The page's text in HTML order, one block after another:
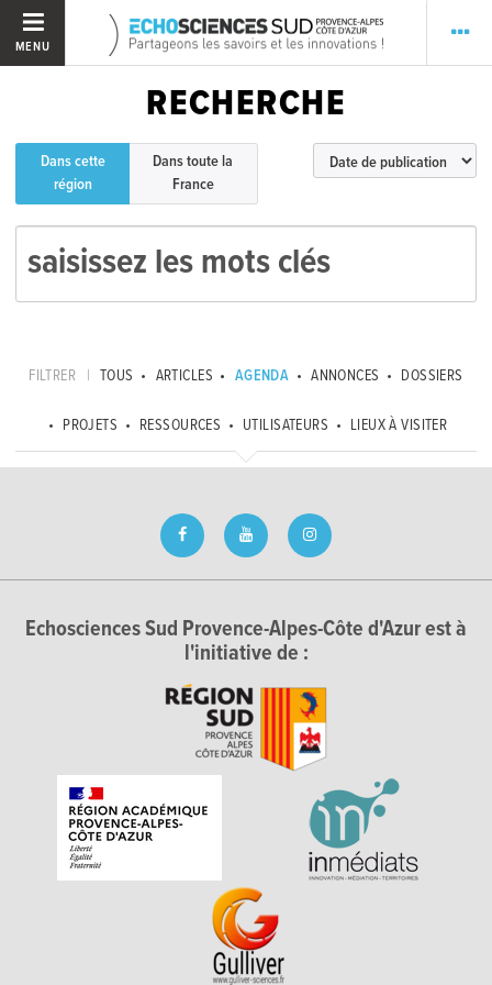
MENU
RECHERCHE
Dans cette
région
Dans toute la
France
FILTRER | TOUS ARTICLES AGENDA ANNONCES DOSSIERS
PROJETS RESSOURCES UTILISATEURS LIEUX À VISITER
Echosciences Sud Provence-Alpes-Côte d'Azur est à
l'initiative de :